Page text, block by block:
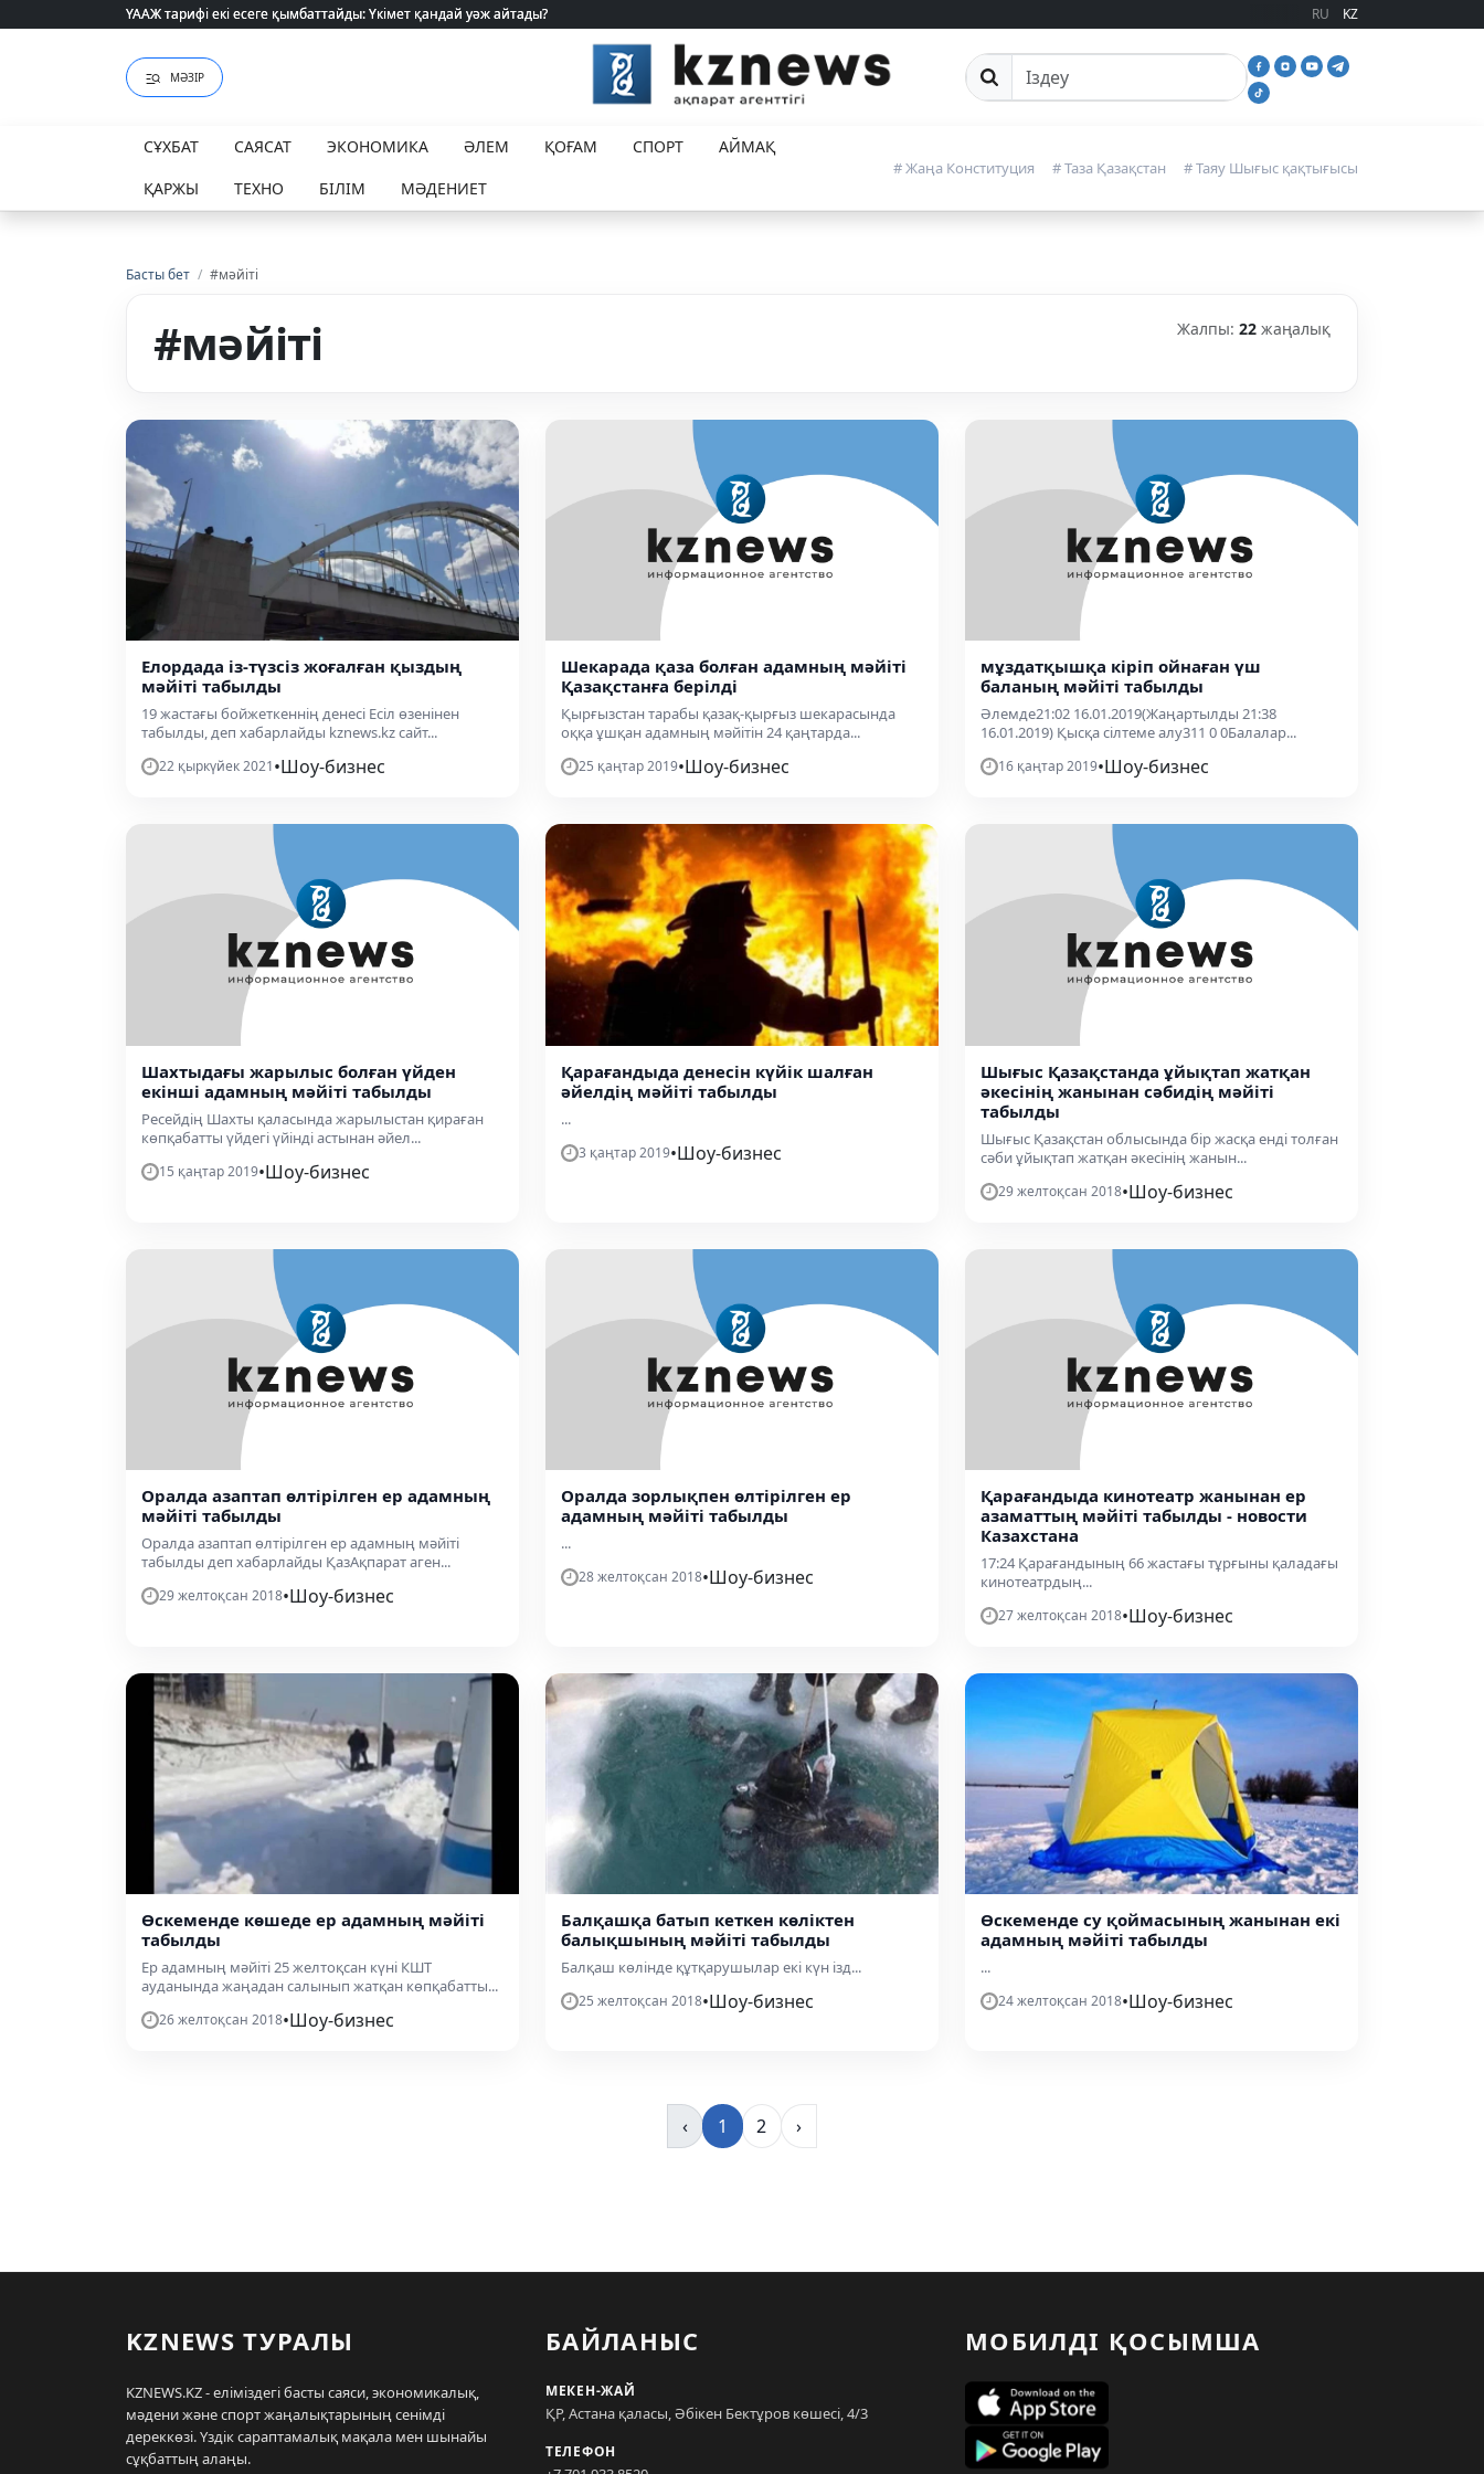
ҮААЖ тарифі екі есеге қымбаттайды: Үкімет қандай уәж айтады?
ҮААЖ тарифі екі есеге қымбаттайды: Үкімет қандай уәж айтады? RU KZ
МӘЗІР Сайттан іздеу
СҰХБАТ САЯСАТ ЭКОНОМИКА ӘЛЕМ ҚОҒАМ СПОРТ
АЙМАҚ
ҚАРЖЫ
ТЕХНО БІЛІМ МӘДЕНИЕТ
# Жаңа Конституция # Таза Қазақстан # Таяу Шығыс қақтығысы
Басты бет / #мәйіті
#мәйіті Жалпы: 22 жаңалық
Елордада із-түзсіз жоғалған қыздың
мәйіті табылды
19 жастағы бойжеткеннің денесі Есіл өзенінен
табылды, деп хабарлайды kznews.kz сайт...
22 қыркүйек 2021•Шоу-бизнес
Шекарада қаза болған адамның мәйіті
Қазақстанға берілді
Қырғызстан тарабы қазақ-қырғыз шекарасында
оққа ұшқан адамның мәйітін 24 қаңтарда...
25 қаңтар 2019•Шоу-бизнес
мұздатқышқа кіріп ойнаған үш
баланың мәйіті табылды
Әлемде21:02 16.01.2019(Жаңартылды 21:38
16.01.2019) Қысқа сілтеме алу311 0 0Балалар...
16 қаңтар 2019•Шоу-бизнес
Шахтыдағы жарылыс болған үйден
екінші адамның мәйіті табылды
Ресейдің Шахты қаласында жарылыстан қираған
көпқабатты үйдегі үйінді астынан әйел...
15 қаңтар 2019•Шоу-бизнес
Қарағандыда денесін күйік шалған
әйелдің мәйіті табылды
...
3 қаңтар 2019•Шоу-бизнес
Шығыс Қазақстанда ұйықтап жатқан
әкесінің жанынан сәбидің мәйіті
табылды
Шығыс Қазақстан облысында бір жасқа енді толған
сәби ұйықтап жатқан әкесінің жанын...
29 желтоқсан 2018•Шоу-бизнес
Оралда азаптап өлтірілген ер адамның
мәйіті табылды
Оралда азаптап өлтірілген ер адамның мәйіті
табылды деп хабарлайды ҚазАқпарат аген...
29 желтоқсан 2018•Шоу-бизнес
Оралда зорлықпен өлтірілген ер
адамның мәйіті табылды
...
28 желтоқсан 2018•Шоу-бизнес
Қарағандыда кинотеатр жанынан ер
азаматтың мәйіті табылды - новости
Казахстана
17:24 Қарағандының 66 жастағы тұрғыны қаладағы
кинотеатрдың...
27 желтоқсан 2018•Шоу-бизнес
Өскеменде көшеде ер адамның мәйіті
табылды
Ер адамның мәйіті 25 желтоқсан күні КШТ
ауданында жаңадан салынып жатқан көпқабатты...
26 желтоқсан 2018•Шоу-бизнес
Балқашқа батып кеткен көліктен
балықшының мәйіті табылды
Балқаш көлінде құтқарушылар екі күн ізд...
25 желтоқсан 2018•Шоу-бизнес
Өскеменде су қоймасының жанынан екі
адамның мәйіті табылды
...
24 желтоқсан 2018•Шоу-бизнес
‹ 1 2 ›
KZNEWS ТУРАЛЫ
KZNEWS.KZ - еліміздегі басты саяси, экономикалық,
мәдени және спорт жаңалықтарының сенімді
дереккөзі. Үздік сараптамалық мақала мен шынайы
сұқбаттың алаңы.
БАЙЛАНЫС
МЕКЕН-ЖАЙ
ҚР, Астана қаласы, Әбікен Бектұров көшесі, 4/3
ТЕЛЕФОН
МОБИЛДІ ҚОСЫМША